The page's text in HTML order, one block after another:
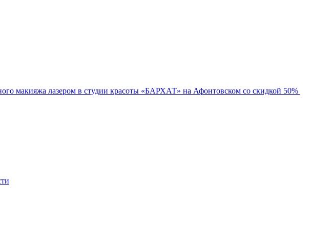
макияжа лазером в студии красоты «БАРХАТ» на Афонтовском со скидкой 50%